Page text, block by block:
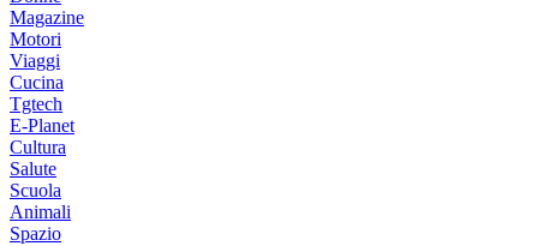
Magazine
Motori
Viaggi
Cucina
Tgtech
E-Planet
Cultura
Salute
Scuola
Animali
Spazio